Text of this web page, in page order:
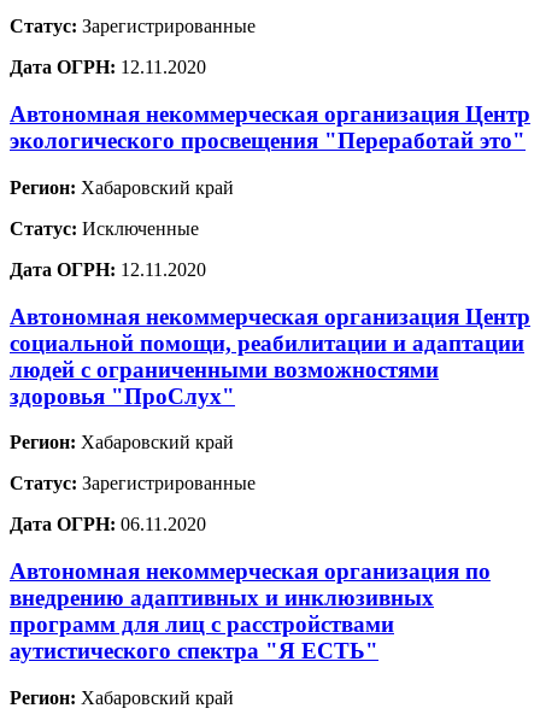
Статус: Зарегистрированные
Дата ОГРН: 12.11.2020
Автономная некоммерческая организация Центр
экологического просвещения "Переработай это"
Регион: Хабаровский край
Статус: Исключенные
Дата ОГРН: 12.11.2020
Автономная некоммерческая организация Центр
социальной помощи, реабилитации и адаптации
людей с ограниченными возможностями
здоровья "ПроСлух"
Регион: Хабаровский край
Статус: Зарегистрированные
Дата ОГРН: 06.11.2020
Автономная некоммерческая организация по
внедрению адаптивных и инклюзивных
программ для лиц с расстройствами
аутистического спектра "Я ЕСТЬ"
Регион: Хабаровский край